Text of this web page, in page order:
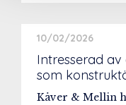
10/02/2026
Intresserad
som
Kåver & Mellin